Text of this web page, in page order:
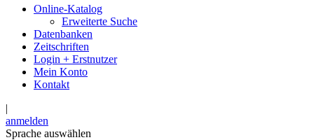
Online-Katalog
Erweiterte Suche
Datenbanken
Zeitschriften
Login + Erstnutzer
Mein Konto
Kontakt
|
anmelden
Sprache auswählen